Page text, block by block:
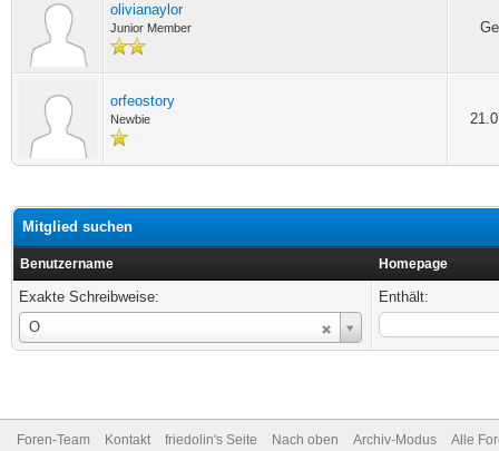
olivianaylor
Junior Member
orfeostory
Newbie
Mitglied suchen
Benutzername Homepage
Exakte Schreibweise:
O
Benutzername
Enthält:
Foren-Team Kontakt friedolin's Seite Nach oben Archiv-Modus Alle